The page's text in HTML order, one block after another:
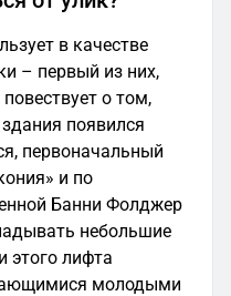
в качестве
– первый из них,
о том,
появился
первоначальный
и по
Банни Фолджер
небольшие
этого лифта
молодыми